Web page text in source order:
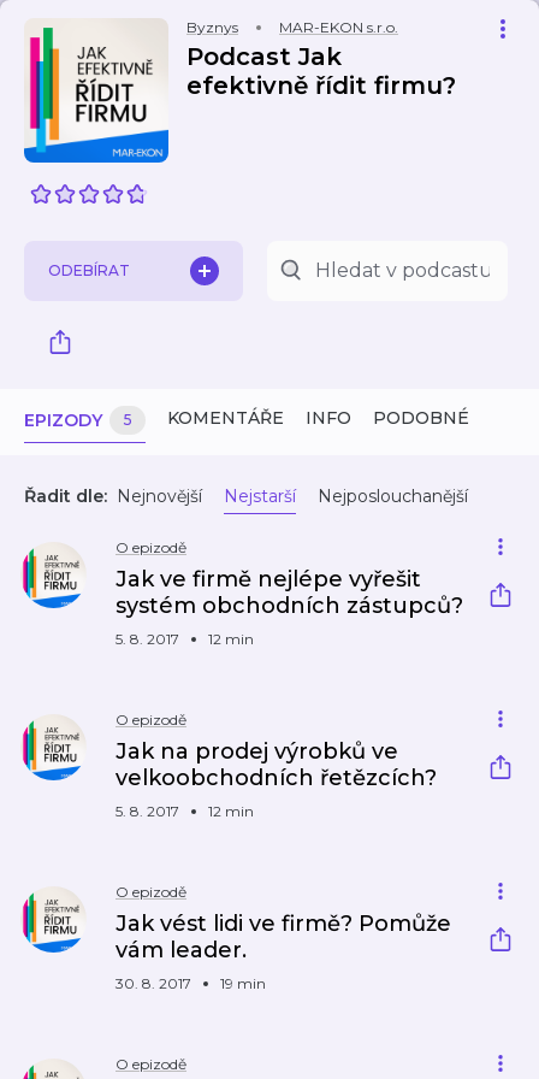
Byznys MAR-EKON s.r.o.
Podcast Jak
efektivně řídit firmu?
ODEBÍRAT
EPIZODY 5 KOMENTÁŘE INFO PODOBNÉ
Řadit dle: Nejnovější Nejstarší Nejposlouchanější
O epizodě
Jak ve firmě nejlépe vyřešit
systém obchodních zástupců?
5. 8. 2017 12 min
O epizodě
Jak na prodej výrobků ve
velkoobchodních řetězcích?
5. 8. 2017 12 min
O epizodě
Jak vést lidi ve firmě? Pomůže
vám leader.
30. 8. 2017 19 min
O epizodě